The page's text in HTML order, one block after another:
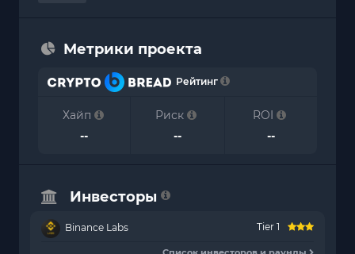
Метрики проекта
Рейтинг
Хайп
--
Риск
--
ROI
--
Инвесторы
Binance Labs Tier 1